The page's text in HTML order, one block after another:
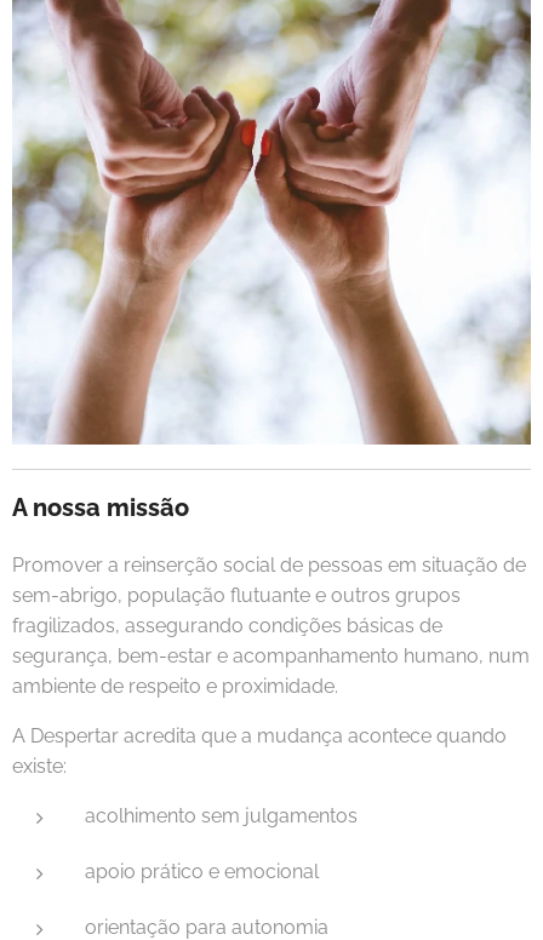
A nossa missão
Promover a reinserção social de pessoas em situação de
sem-abrigo, população flutuante e outros grupos
fragilizados, assegurando condições básicas de
segurança, bem-estar e acompanhamento humano, num
ambiente de respeito e proximidade.
A Despertar acredita que a mudança acontece quando
existe:
acolhimento sem julgamentos
apoio prático e emocional
orientação para autonomia